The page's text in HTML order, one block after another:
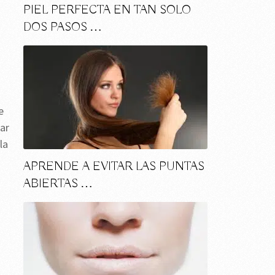
PIEL PERFECTA EN TAN SOLO
DOS PASOS …
APRENDE A EVITAR LAS PUNTAS
ABIERTAS …